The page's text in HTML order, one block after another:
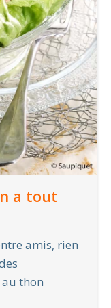
a tout
amis, rien
thon